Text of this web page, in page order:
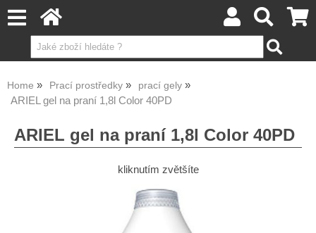
Home Prací prostředky prací gely
ARIEL gel na praní 1,8l Color 40PD
ARIEL gel na praní 1,8l Color 40PD
kliknutím zvětšíte